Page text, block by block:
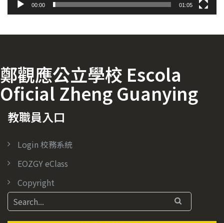
00:00 01:05
鄭觀應公立學校 Escola
Oficial Zheng Guanying
教職員入口
Login 校務系統
EOZGY eClass
Copyright